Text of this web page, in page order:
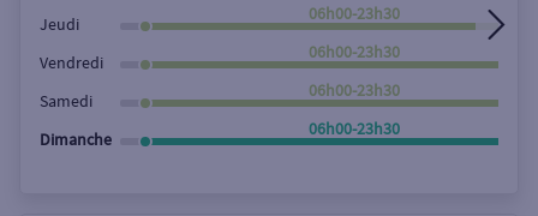
Jeudi
06h00-23h30
Vendredi
06h00-23h30
Samedi
06h00-23h30
Dimanche
06h00-23h30